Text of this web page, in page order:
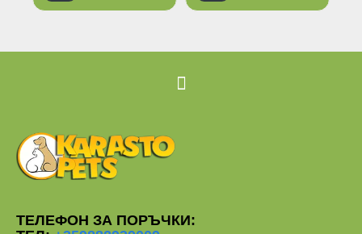
ТЕЛЕФОН ЗА ПОРЪЧКИ: